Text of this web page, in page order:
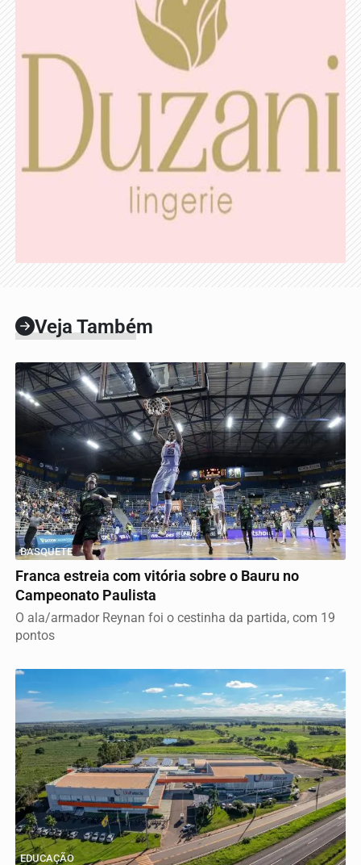
Veja Também
BASQUETE
Franca estreia com vitória sobre o Bauru no
Campeonato Paulista
O ala/armador Reynan foi o cestinha da partida, com 19
pontos
EDUCAÇÃO